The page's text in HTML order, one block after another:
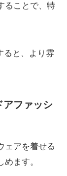
ることで、特
ると、より雰
アファッシ
ェアを着せる
ます。